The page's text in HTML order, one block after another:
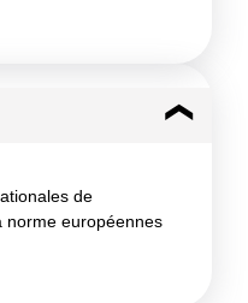
de
norme européennes